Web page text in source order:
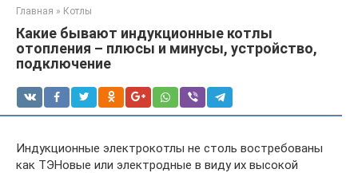
Главная » Котлы
Какие бывают индукционные котлы
отопления – плюсы и минусы, устройство,
подключение
Индукционные электрокотлы не столь востребованы
как ТЭНовые или электродные в виду их высокой